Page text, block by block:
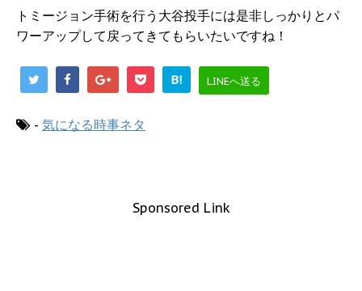
トミージョン手術を行う大谷投手には是非しっかりとパ
ワーアップして戻ってきてもらいたいですね！
B! LINEへ送る
- 気になる時事ネタ
Sponsored Link